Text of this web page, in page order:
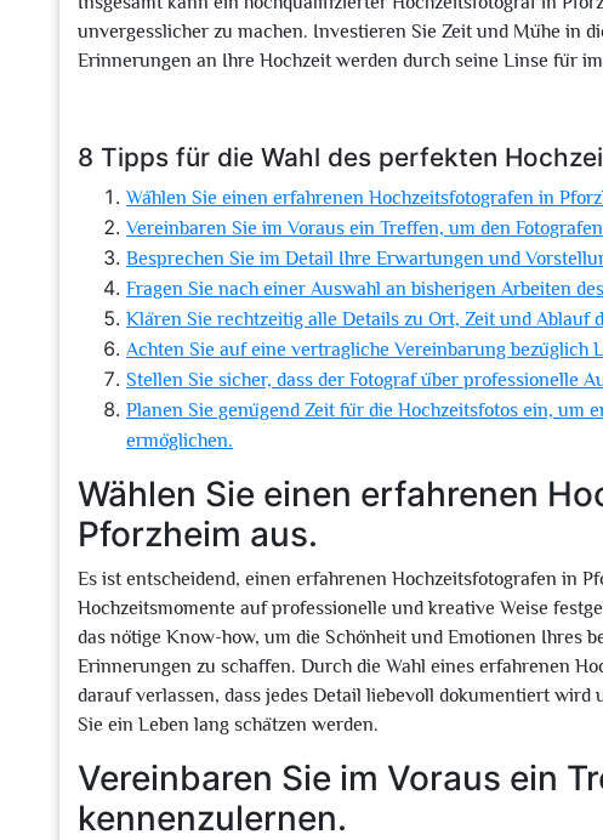
unvergesslicher zu machen. Investieren Sie Zeit und Mühe in
Erinnerungen an Ihre Hochzeit werden durch seine Linse für
8 Tipps für die Wahl des perfekten
Wählen Sie einen erfahrenen Hochzeitsfotografen in
Vereinbaren Sie im Voraus ein Treffen, um den
Besprechen Sie im Detail Ihre Erwartungen und
Fragen Sie nach einer Auswahl an bisherigen Arbeiten
Klären Sie rechtzeitig alle Details zu Ort, Zeit und Ablauf
Achten Sie auf eine vertragliche Vereinbarung bezüglich
Stellen Sie sicher, dass der Fotograf über professionelle
Planen Sie genügend Zeit für die Hochzeitsfotos ein, um
ermöglichen.
Wählen Sie einen erfahrenen
Pforzheim aus.
Es ist entscheidend, einen erfahrenen Hochzeitsfotografen in
Hochzeitsmomente auf professionelle und kreative Weise
das nötige Know-how, um die Schönheit und Emotionen Ihres
Erinnerungen zu schaffen. Durch die Wahl eines erfahrenen
darauf verlassen, dass jedes Detail liebevoll dokumentiert wird
Sie ein Leben lang schätzen werden.
Vereinbaren Sie im Voraus ein
kennenzulernen.